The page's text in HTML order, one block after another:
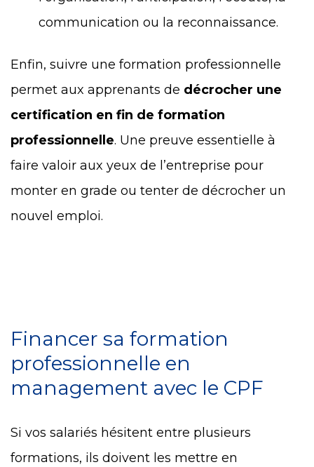
communication ou la reconnaissance.
Enfin, suivre une formation professionnelle
permet aux apprenants de décrocher une
certification en fin de formation
professionnelle. Une preuve essentielle à
faire valoir aux yeux de l’entreprise pour
monter en grade ou tenter de décrocher un
nouvel emploi.
Financer sa formation
professionnelle en
management avec le CPF
Si vos salariés hésitent entre plusieurs
formations, ils doivent les mettre en